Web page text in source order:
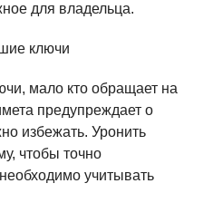
для владельца.
мало кто обращает на
предупреждает о
избежать. Уронить
чтобы точно
учитывать